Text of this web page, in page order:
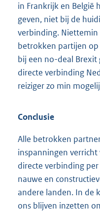
in Frankrijk en België
geven, niet bij de
verbinding.
betrokken partijen
bij een no-deal
directe verbinding
reiziger zo min
Conclusie
Alle betrokken
inspanningen
directe verbinding
nauwe en
andere landen. In de
ons blijven inzetten